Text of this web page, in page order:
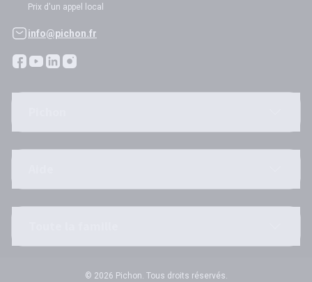
Prix d'un appel local
info@pichon.fr
© 2026 Pichon. Tous droits réservés.